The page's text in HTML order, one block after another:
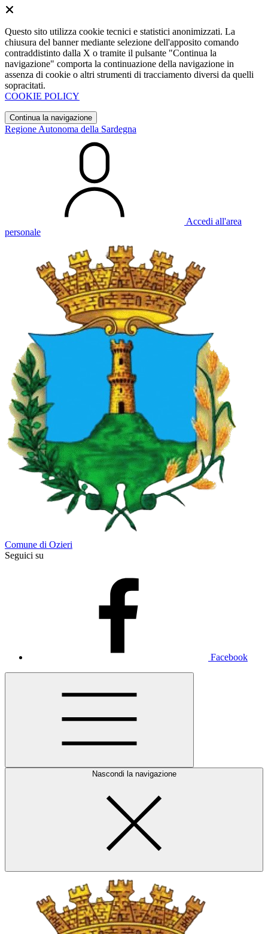
Questo sito utilizza cookie tecnici e statistici anonimizzati. La
chiusura del banner mediante selezione dell'apposito comando
contraddistinto dalla X o tramite il pulsante "Continua la
navigazione" comporta la continuazione della navigazione in
assenza di cookie o altri strumenti di tracciamento diversi da quelli
sopracitati.
COOKIE POLICY
Continua la navigazione
Regione Autonoma della Sardegna
Accedi all'area
personale
Comune di Ozieri
Seguici su
Facebook
Nascondi la navigazione